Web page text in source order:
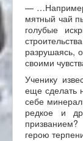
—
мятный чай
голубые
разрушаясь,
своими
Ученику
еще сделать
себе
редкое и
герою